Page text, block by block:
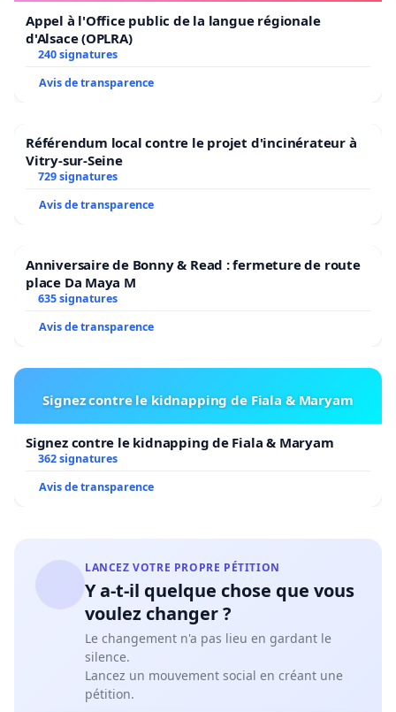
Appel à l'Office public de la langue régionale
d'Alsace (OPLRA)
240 signatures
Avis de transparence
Référendum local contre le projet d'incinérateur à
Vitry-sur-Seine
729 signatures
Avis de transparence
Anniversaire de Bonny & Read : fermeture de route
place Da Maya M
635 signatures
Avis de transparence
Signez contre le kidnapping de Fiala & Maryam
Signez contre le kidnapping de Fiala & Maryam
362 signatures
Avis de transparence
LANCEZ VOTRE PROPRE PÉTITION
Y a-t-il quelque chose que vous
voulez changer ?
Le changement n'a pas lieu en gardant le
silence.
Lancez un mouvement social en créant une
pétition.